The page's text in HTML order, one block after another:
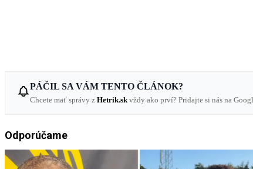
PÁČIL SA VÁM TENTO ČLÁNOK?
Chcete mať správy z Hetrik.sk vždy ako prví? Pridajte si nás na
Odporúčame